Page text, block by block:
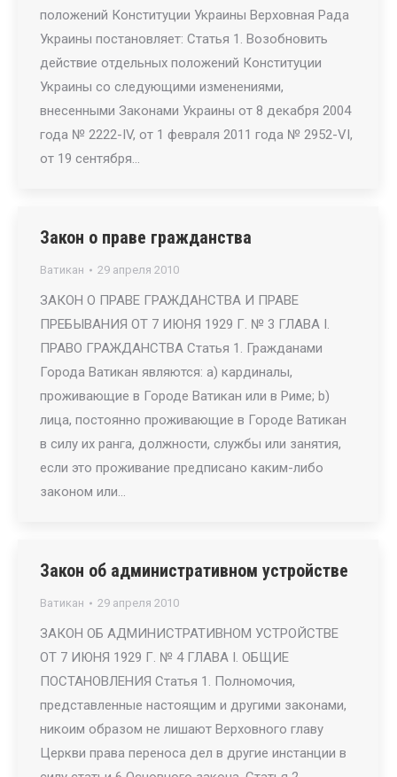
положений Конституции Украины Верховная Рада
Украины постановляет: Статья 1. Возобновить
действие отдельных положений Конституции
Украины со следующими изменениями,
внесенными Законами Украины от 8 декабря 2004
года № 2222-IV, от 1 февраля 2011 года № 2952-VI,
от 19 сентября…
Закон о праве гражданства
Ватикан 29 апреля 2010
ЗАКОН О ПРАВЕ ГРАЖДАНСТВА И ПРАВЕ
ПРЕБЫВАНИЯ ОТ 7 ИЮНЯ 1929 Г. № 3 ГЛАВА I.
ПРАВО ГРАЖДАНСТВА Статья 1. Гражданами
Города Ватикан являются: а) кардиналы,
проживающие в Городе Ватикан или в Риме; b)
лица, постоянно проживающие в Городе Ватикан
в силу их ранга, должности, службы или занятия,
если это проживание предписано каким-либо
законом или…
Закон об административном устройстве
Ватикан 29 апреля 2010
ЗАКОН ОБ АДМИНИСТРАТИВНОМ УСТРОЙСТВЕ
ОТ 7 ИЮНЯ 1929 Г. № 4 ГЛАВА I. ОБЩИЕ
ПОСТАНОВЛЕНИЯ Статья 1. Полномочия,
представленные настоящим и другими законами,
никоим образом не лишают Верховного главу
Церкви права переноса дел в другие инстанции в